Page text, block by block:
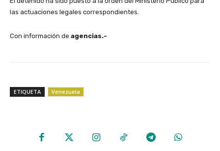
las actuaciones legales correspondientes.
Con información de agencias.-
ETIQUETA Venezuela